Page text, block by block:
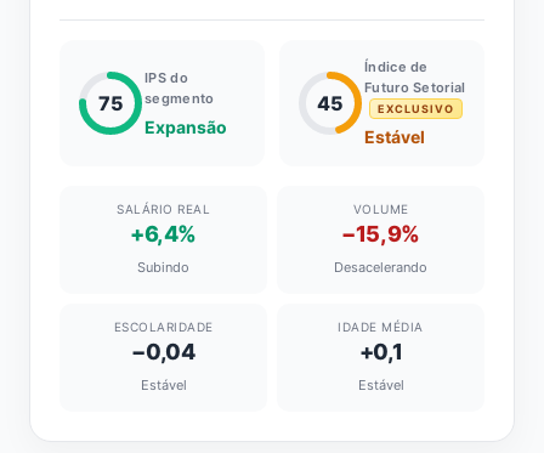
75
IPS do
segmento
Expansão
45
Índice de
Futuro Setorial
EXCLUSIVO
Estável
SALÁRIO REAL
+6,4%
Subindo
VOLUME
−15,9%
Desacelerando
ESCOLARIDADE
−0,04
Estável
IDADE MÉDIA
+0,1
Estável